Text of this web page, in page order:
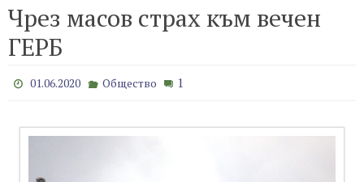
Чрез масов страх към вечен
ГЕРБ
01.06.2020 Общество 1